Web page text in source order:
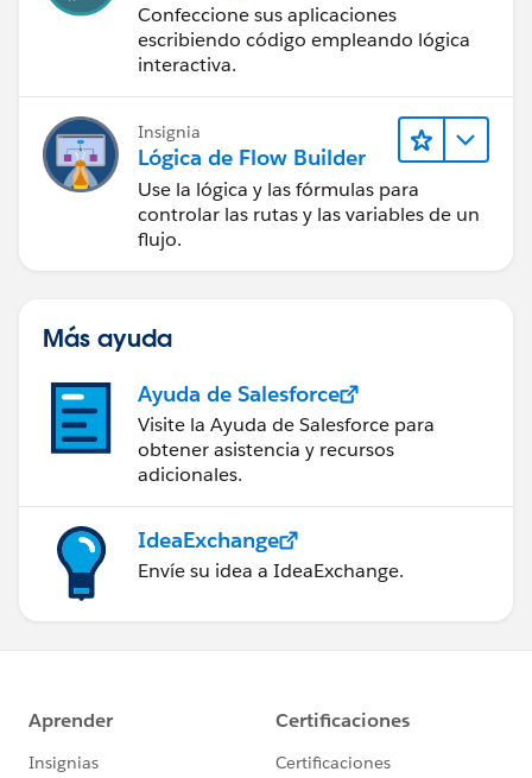
Confeccione sus aplicaciones
escribiendo código empleando lógica
interactiva.
Insignia
Lógica de Flow Builder
Use la lógica y las fórmulas para
controlar las rutas y las variables de un
flujo.
Más ayuda
Ayuda de Salesforce
Visite la Ayuda de Salesforce para
obtener asistencia y recursos
adicionales.
IdeaExchange
Envíe su idea a IdeaExchange.